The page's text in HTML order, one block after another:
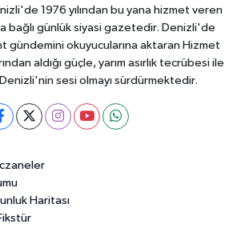
1976 yılından bu yana hizmet veren
bağlı günlük siyasi gazetedir. Denizli'de
gündemini okuyucularına aktaran Hizmet
aldığı güçle, yarım asırlık tecrübesi ile
sesi olmayı sürdürmektedir.
Haritası